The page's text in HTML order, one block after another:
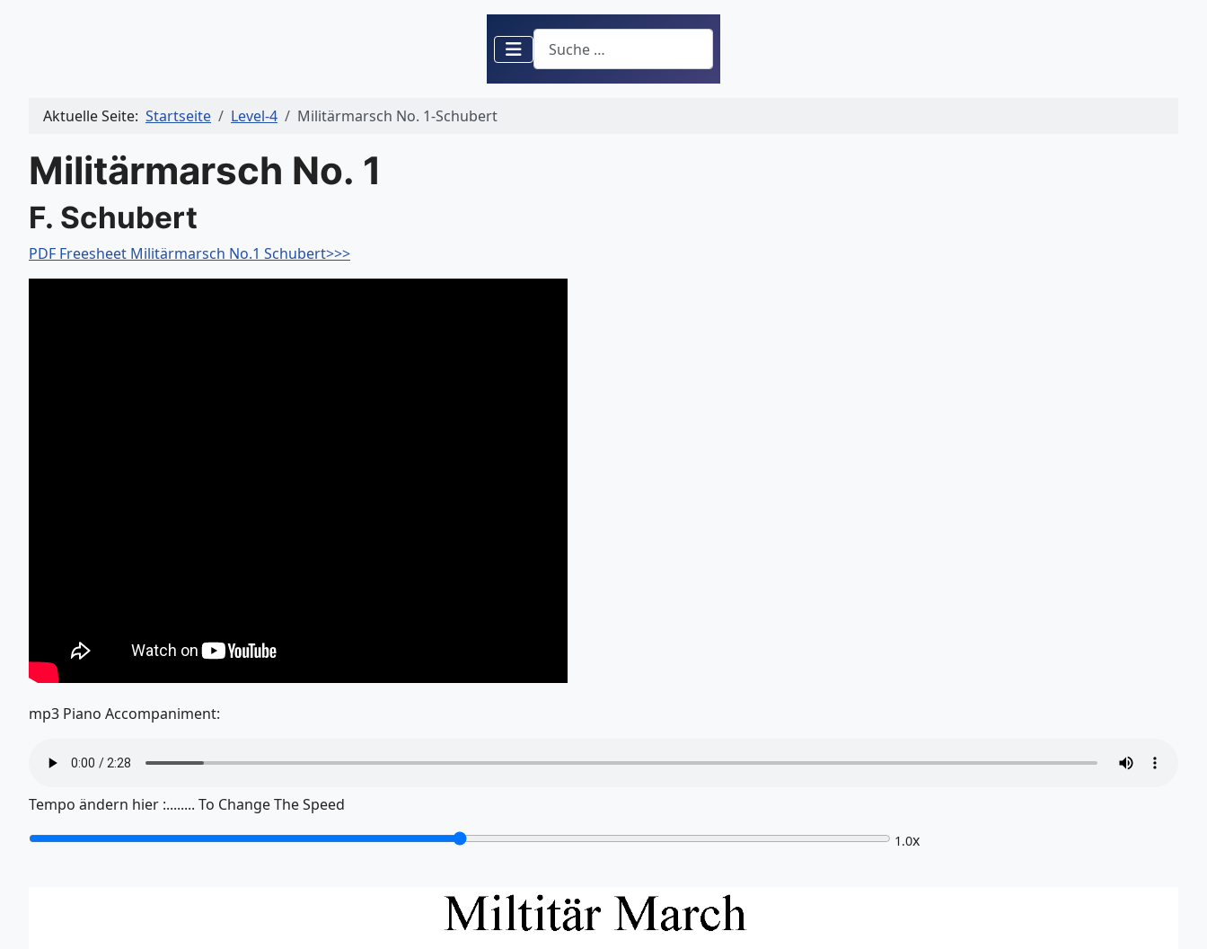
Suchen
Aktuelle Seite: Startseite Level-4 Militärmarsch No. 1-Schubert
Militärmarsch No. 1
F. Schubert
PDF Freesheet Militärmarsch No.1 Schubert>>>
mp3 Piano Accompaniment:
Tempo ändern hier :........ To Change The Speed
1.0x